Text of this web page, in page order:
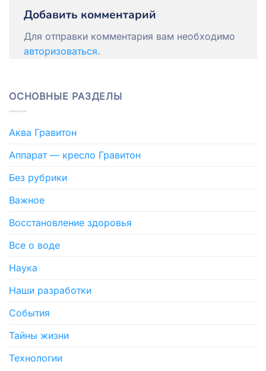
Добавить комментарий
Для отправки комментария вам необходимо
авторизоваться.
ОСНОВНЫЕ РАЗДЕЛЫ
Аква Гравитон
Аппарат — кресло Гравитон
Без рубрики
Важное
Восстановление здоровья
Все о воде
Наука
Наши разработки
События
Тайны жизни
Технологии